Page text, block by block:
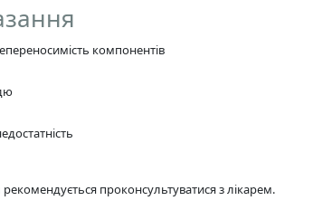
компонентів
проконсультуватися з лікарем.